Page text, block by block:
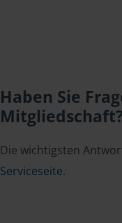
Haben Sie
Mitgliedschaft?
Die wichtigsten
Serviceseite.